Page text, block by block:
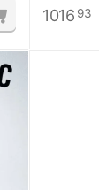
1016 93